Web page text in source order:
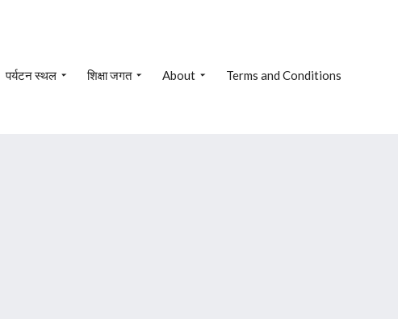
पर्यटन स्थल शिक्षा जगत About Terms and Conditions